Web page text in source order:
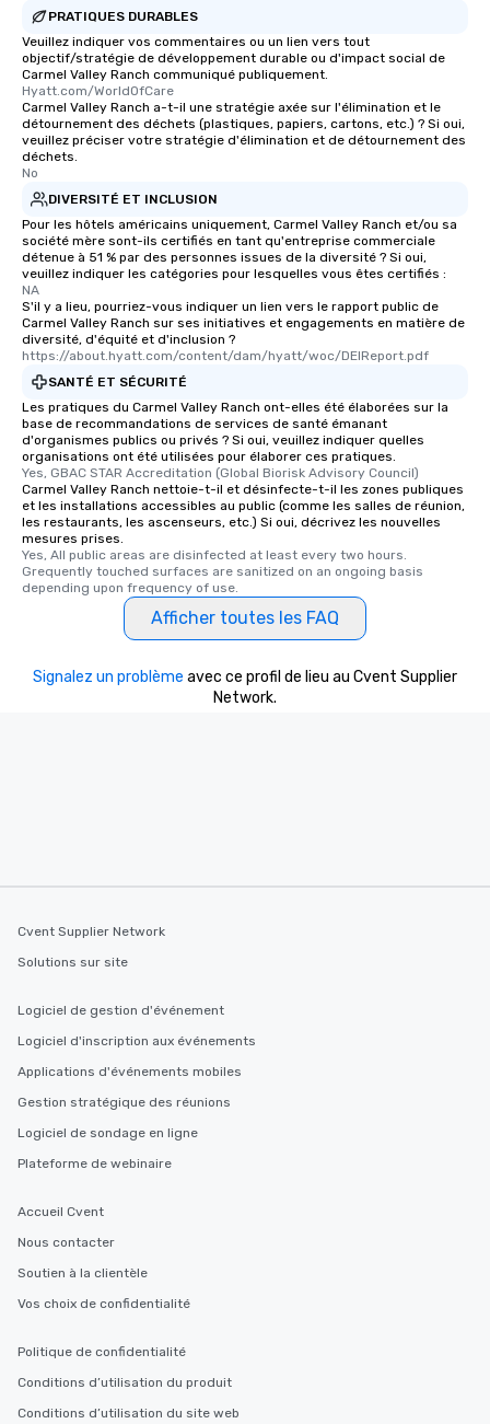
PRATIQUES DURABLES
Veuillez indiquer vos commentaires ou un lien vers tout
objectif/stratégie de développement durable ou d'impact social de
Carmel Valley Ranch communiqué publiquement.
Hyatt.com/WorldOfCare
Carmel Valley Ranch a-t-il une stratégie axée sur l'élimination et le
détournement des déchets (plastiques, papiers, cartons, etc.) ? Si oui,
veuillez préciser votre stratégie d'élimination et de détournement des
déchets.
No
DIVERSITÉ ET INCLUSION
Pour les hôtels américains uniquement, Carmel Valley Ranch et/ou sa
société mère sont-ils certifiés en tant qu'entreprise commerciale
détenue à 51 % par des personnes issues de la diversité ? Si oui,
veuillez indiquer les catégories pour lesquelles vous êtes certifiés :
NA
S'il y a lieu, pourriez-vous indiquer un lien vers le rapport public de
Carmel Valley Ranch sur ses initiatives et engagements en matière de
diversité, d'équité et d'inclusion ?
https://about.hyatt.com/content/dam/hyatt/woc/DEIReport.pdf
SANTÉ ET SÉCURITÉ
Les pratiques du Carmel Valley Ranch ont-elles été élaborées sur la
base de recommandations de services de santé émanant
d'organismes publics ou privés ? Si oui, veuillez indiquer quelles
organisations ont été utilisées pour élaborer ces pratiques.
Yes, GBAC STAR Accreditation (Global Biorisk Advisory Council)
Carmel Valley Ranch nettoie-t-il et désinfecte-t-il les zones publiques
et les installations accessibles au public (comme les salles de réunion,
les restaurants, les ascenseurs, etc.) Si oui, décrivez les nouvelles
mesures prises.
Yes, All public areas are disinfected at least every two hours.
Grequently touched surfaces are sanitized on an ongoing basis
depending upon frequency of use.
Afficher toutes les FAQ
Signalez un problème avec ce profil de lieu au Cvent Supplier
Network.
Cvent Supplier Network
Solutions sur site
Logiciel de gestion d'événement
Logiciel d'inscription aux événements
Applications d'événements mobiles
Gestion stratégique des réunions
Logiciel de sondage en ligne
Plateforme de webinaire
Accueil Cvent
Nous contacter
Soutien à la clientèle
Vos choix de confidentialité
Politique de confidentialité
Conditions d’utilisation du produit
Conditions d’utilisation du site web